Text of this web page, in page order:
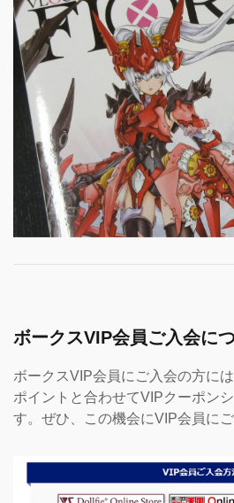
ボークスVIP会員ご入会に
ボークスVIP会員にご入会の方に
ポイントと合わせてVIPクーポン
す。ぜひ、この機会にVIP会員に